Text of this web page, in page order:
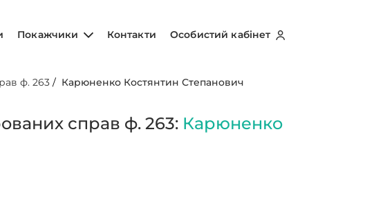
Покажчики Контакти Особистий кабінет
ф. 263 / Карюненко Костянтин Степанович
справ ф. 263: Карюненко